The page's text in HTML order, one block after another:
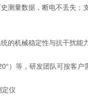
测量数据，断电不丢失；
的机械稳定性与抗干扰能
）等，研发团队可按客户